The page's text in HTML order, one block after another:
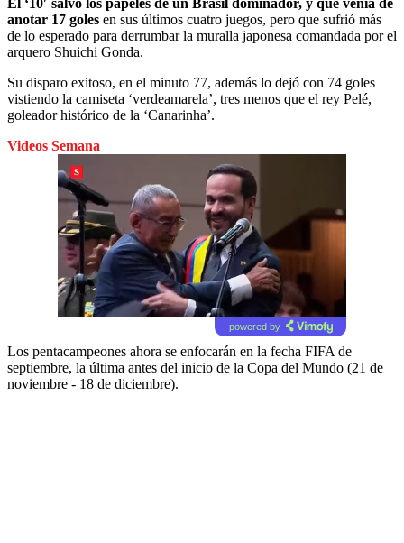
anotar 17 goles en sus últimos cuatro juegos, pero que sufrió más
de lo esperado para derrumbar la muralla japonesa comandada por el
arquero Shuichi Gonda.
Su disparo exitoso, en el minuto 77, además lo dejó con 74 goles
vistiendo la camiseta ‘verdeamarela’, tres menos que el rey Pelé,
goleador histórico de la ‘Canarinha’.
Videos Semana
powered by
Los pentacampeones ahora se enfocarán en la fecha FIFA de
septiembre, la última antes del inicio de la Copa del Mundo (21 de
noviembre - 18 de diciembre).